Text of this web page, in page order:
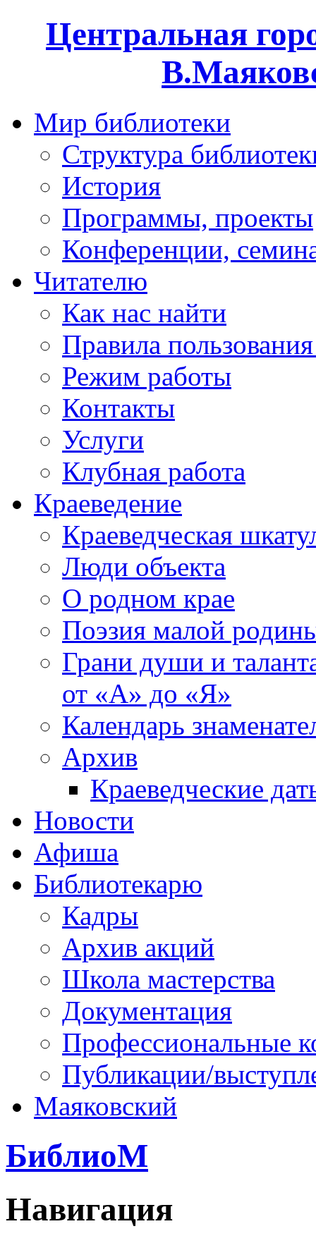
Центральная
Мир библиотеки
Структура
История
Программы, проекты
Конференции,
Читателю
Как нас найти
Правила
Режим работы
Контакты
Услуги
Клубная работа
Краеведение
Краеведческая
Люди объекта
О родном крае
Поэзия малой
Грани души и
от «А» до «Я»
Календарь
Архив
Краеведческие
Новости
Афиша
Библиотекарю
Кадры
Архив акций
Школа мастерства
Документация
Профессиональные
Публикации/
Маяковский
БиблиоМ
Навигация